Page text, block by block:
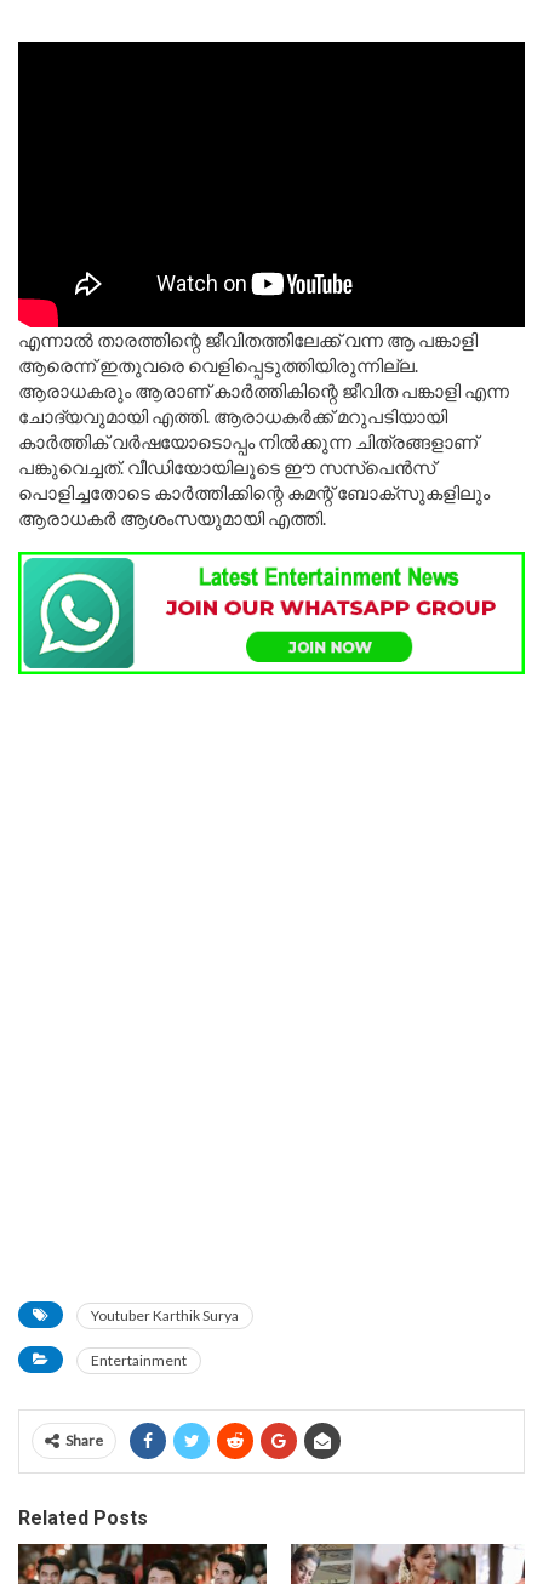
എന്നാൽ താരത്തിന്റെ ജീവിതത്തിലേക്ക് വന്ന ആ പങ്കാളി
ആരെന്ന് ഇതുവരെ വെളിപ്പെടുത്തിയിരുന്നില്ല.
ആരാധകരും ആരാണ് കാർത്തികിന്റെ ജീവിത പങ്കാളി എന്ന
ചോദ്യവുമായി എത്തി. ആരാധകർക്ക് മറുപടിയായി
കാർത്തിക് വർഷയോടൊപ്പം നിൽക്കുന്ന ചിത്രങ്ങളാണ്
പങ്കുവെച്ചത്. വീഡിയോയിലൂടെ ഈ സസ്പെൻസ്
പൊളിച്ചതോടെ കാർത്തിക്കിന്റെ കമന്റ് ബോക്സുകളിലും
ആരാധകർ ആശംസയുമായി എത്തി.
Youtuber Karthik Surya
Entertainment
Share
Related Posts